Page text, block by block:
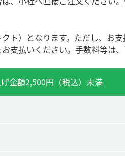
ト）となります。ただし、お
支払いください。手数料等は、
金額2,500円（税込）未満